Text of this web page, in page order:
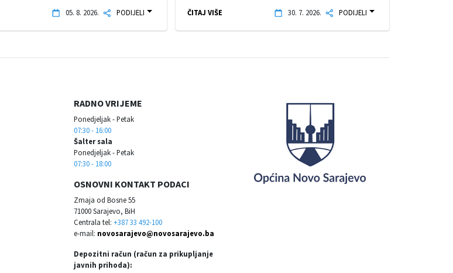
05. 8. 2026. PODIJELI ČITAJ VIŠE 30. 7. 2026. PODIJELI
RADNO VRIJEME
Ponedjeljak - Petak
07:30 - 16:00
Šalter sala
Ponedjeljak - Petak
07:30 - 18:00
OSNOVNI KONTAKT PODACI
Zmaja od Bosne 55
71000 Sarajevo, BiH
Centrala tel: +387 33 492-100
e-mail: novosarajevo@novosarajevo.ba
Depozitni račun (račun za prikupljanje
javnih prihoda):